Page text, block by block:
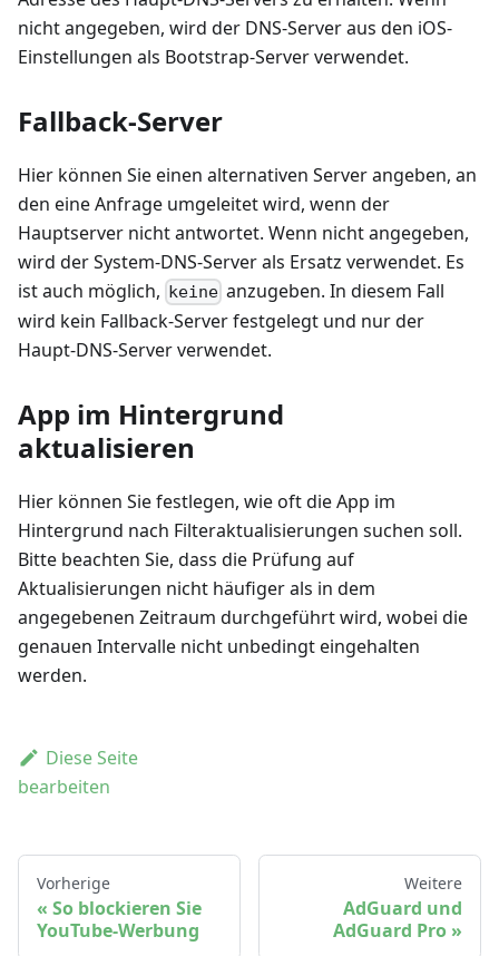
nicht angegeben, wird der DNS-Server aus den iOS-
Einstellungen als Bootstrap-Server verwendet.
Fallback-Server
Hier können Sie einen alternativen Server angeben, an
den eine Anfrage umgeleitet wird, wenn der
Hauptserver nicht antwortet. Wenn nicht angegeben,
wird der System-DNS-Server als Ersatz verwendet. Es
ist auch möglich, keine anzugeben. In diesem Fall
wird kein Fallback-Server festgelegt und nur der
Haupt-DNS-Server verwendet.
App im Hintergrund
aktualisieren
Hier können Sie festlegen, wie oft die App im
Hintergrund nach Filteraktualisierungen suchen soll.
Bitte beachten Sie, dass die Prüfung auf
Aktualisierungen nicht häufiger als in dem
angegebenen Zeitraum durchgeführt wird, wobei die
genauen Intervalle nicht unbedingt eingehalten
werden.
Diese Seite
bearbeiten
Vorherige
So blockieren Sie
YouTube-Werbung
Weitere
AdGuard und
AdGuard Pro